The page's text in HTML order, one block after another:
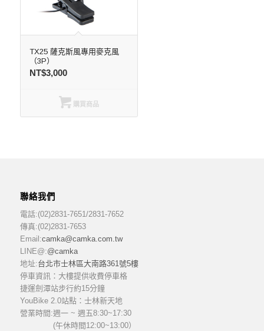
TX25 薩克斯風專用麥克風
（3P）
NT$3,000
購買商品
聯絡我們
電話:(02)2831-7651/2831-7652
傳真:(02)2831-7653
Email:camka@camka.com.tw
LINE@:@camka
地址:台北市士林區大南路361號5樓
停車資訊：大樓提供收費停車格
捷運劍潭站步行約15分鐘
YouBike 2.0站點：士林新天地
營業時間:週一 ~ 週五8:30~17:30
(午休時間12:00~13:00）